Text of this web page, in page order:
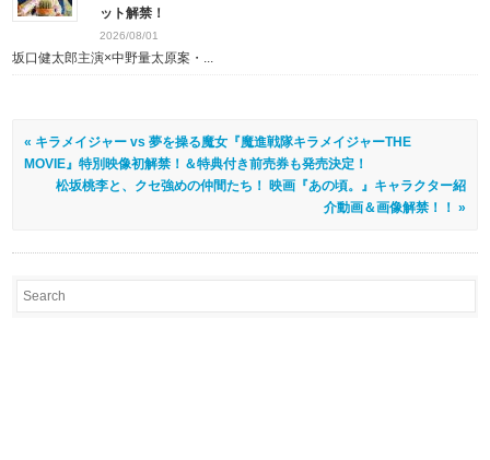
ット解禁！
2026/08/01
坂口健太郎主演×中野量太原案・...
« キラメイジャー vs 夢を操る魔女『魔進戦隊キラメイジャーTHE
MOVIE』特別映像初解禁！＆特典付き前売券も発売決定！
松坂桃李と、クセ強めの仲間たち！ 映画『あの頃。』キャラクター紹
介動画＆画像解禁！！ »